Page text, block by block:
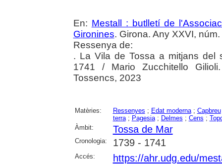
En: Mestall : butlletí de
Gironines. Girona. Any XXVI,
Ressenya de:
. La Vila de Tossa a mitjans del
1741 / Mario Zucchitello
Tossencs, 2023
Matèries: Ressenyes ; Edat moderna; Capbreu
terra; Pagesia; Delmes ; Cens ;
Àmbit:
Tossa de Mar
Cronologia: 1739 - 1741
Accés: https://ahr.udg.edu/